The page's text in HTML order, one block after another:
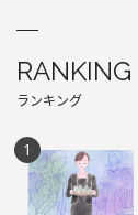
RANKING
ランキング